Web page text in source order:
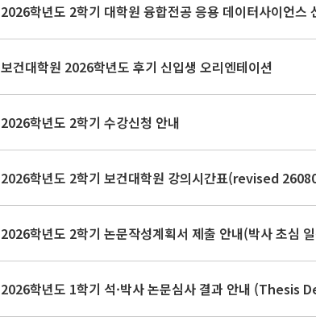
2026학년도 2학기 대학원 융합전공 응용 데이터사이언스
보건대학원 2026학년도 후기 신입생 오리엔테이션
2026학년도 2학기 수강신청 안내
2026학년도 1학기 석·박사 논문심사 결과 안내 (Thesis